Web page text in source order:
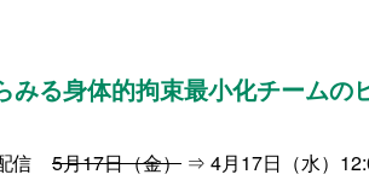
みる身体的拘束最小化チームの
信 5月17日（金） ⇒ 4月17日（水） 12: